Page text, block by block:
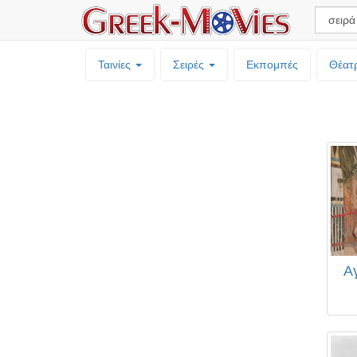
Ταινίες Σειρές Εκπομπές